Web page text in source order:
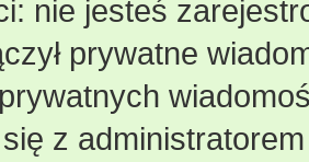
nie jesteś
prywatne
z